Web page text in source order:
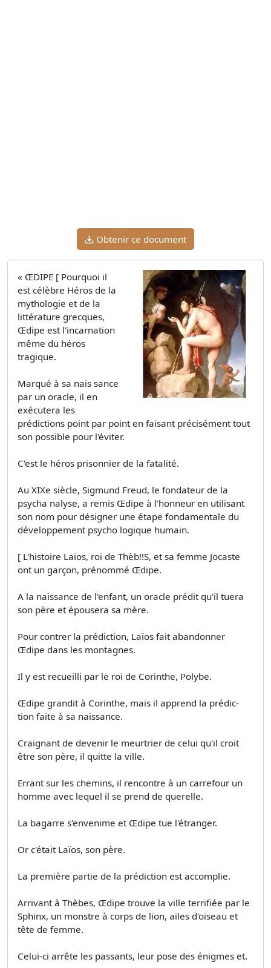
Obtenir ce document
« ŒDIPE [ Pourquoi il
est célèbre Héros de la
mythologie et de la
littérature grecques,
Œdipe est l'incarnation
même du héros
tragique.
Marqué à sa nais­ sance
par un oracle, il en
exécutera les
prédictions point par point en faisant précisément tout
son possible pour l'éviter.
C'est le héros prisonnier de la fatalité.
Au XIXe siècle, Sigmund Freud, le fondateur de la
psycha­ nalyse, a remis Œdipe à l'honneur en utilisant
son nom pour désigner une étape fondamentale du
développement psycho­ logique humain.
[ L'histoire Laïos, roi de Thèb!!S, et sa femme Jocaste
ont un garçon, prénommé Œdipe.
A la naissance de l'enfant, un oracle prédit qu'il tuera
son père et épousera sa mère.
Pour contrer la prédiction, Laïos fait abandonner
Œdipe dans les montagnes.
Il y est recueilli par le roi de Corinthe, Polybe.
Œdipe grandit à Corinthe, mais il apprend la prédic­
tion faite à sa naissance.
Craignant de devenir le meurtrier de celui qu'il croit
être son père, il quitte la ville.
Errant sur les chemins, il rencontre à un carrefour un
homme avec lequel il se prend de querelle.
La bagarre s'envenime et Œdipe tue l'étranger.
Or c'était Laïos, son père.
La première partie de la prédiction est accomplie.
Arrivant à Thèbes, Œdipe trouve la ville terrifiée par le
Sphinx, un monstre à corps de lion, ailes d'oiseau et
tête de femme.
Celui-ci arrête les passants, leur pose des énigmes et.